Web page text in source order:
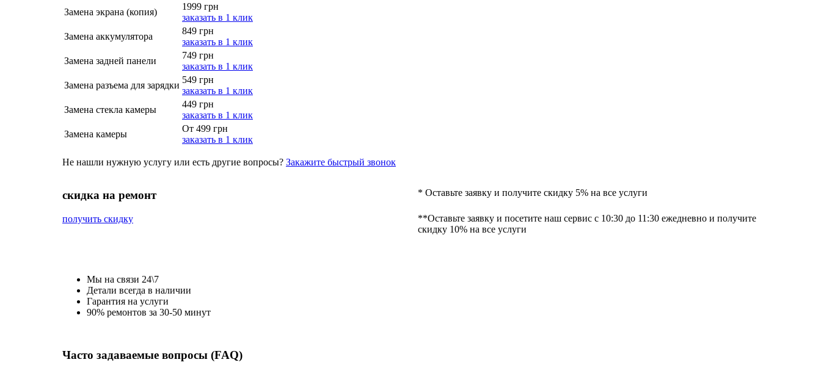
Замена экрана (копия)
1999 грн
заказать в 1 клик
Замена аккумулятора
849 грн
заказать в 1 клик
Замена задней панели
749 грн
заказать в 1 клик
Замена разъема для зарядки
549 грн
заказать в 1 клик
Замена стекла камеры
449 грн
заказать в 1 клик
Замена камеры
От 499 грн
заказать в 1 клик
Не нашли нужную услугу или есть другие вопросы? Закажите быстрый звонок
cкидка на ремонт
получить скидку
* Оставьте заявку и получите скидку 5% на все услуги
**Оставьте заявку и посетите наш сервис с 10:30 до 11:30 ежедневно и получите
скидку 10% на все услуги
Мы на связи 24\7
Детали всегда в наличии
Гарантия на услуги
90% ремонтов за 30-50 минут
Часто задаваемые вопросы (FAQ)